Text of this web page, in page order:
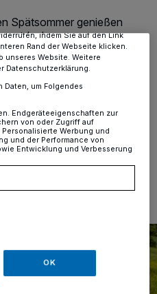
Spätsommer genießen
entdecken – weg von zu
Urlaubsangebot
in eine kleine Verlängerung
im neanderland mit
um Ihre Einstellungen zu
indem Sie auf den Link
Rand der Webseite klicken.
unseres Website. Weitere
Datenschutzerklärung.
Daten, um Folgendes
Endgeräteeigenschaften zur
von oder Zugriff auf
Werbung und
und der Performance von
Entwicklung und Verbesserung
OK